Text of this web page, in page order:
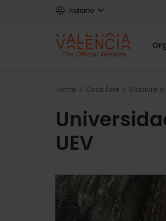
Italiano
Home Cosa fare Studiare
UEV